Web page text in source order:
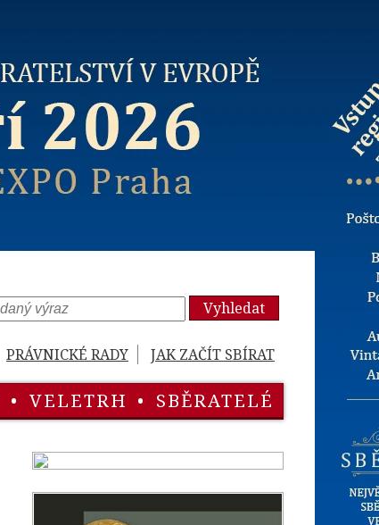
Vyhledat
PRÁVNICKÉ RADY JAK ZAČÍT SBÍRAT
• VELETRH • SBĚRATELÉ